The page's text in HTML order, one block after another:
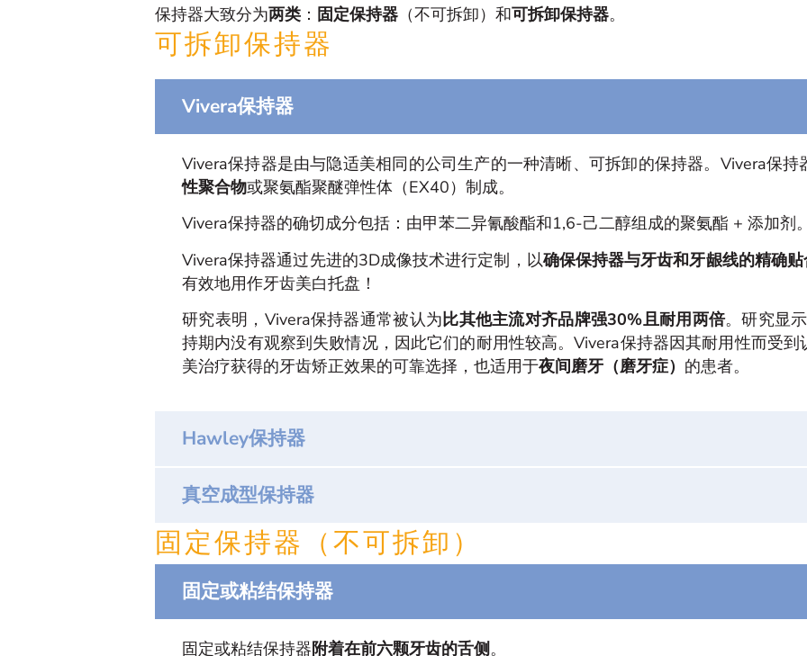
保持器大致分为两类 ： 固定保持器 （不可拆卸）和可拆卸保持器。
可拆卸保持器
Vivera保持器
Vivera保持器是由与隐适美相同的公司生产的一种清晰、可拆卸的保持器。Vivera保持
性聚合物或聚氨酯聚醚弹性体（EX40）制成。
Vivera保持器的确切成分包括：由甲苯二异氰酸酯和1,6-己二醇组成的聚氨酯 + 添加剂
Vivera保持器通过先进的3D成像技术进行定制，以确保保持器与牙齿和牙龈线的精确
有效地用作牙齿美白托盘！
研究表明，Vivera保持器通常被认为比其他主流对齐品牌强30%且耐用两倍。研究显
持期内没有观察到失败情况，因此它们的耐用性较高。Vivera保持器因其耐用性而受
美治疗获得的牙齿矫正效果的可靠选择，也适用于夜间磨牙（磨牙症） 的患者。
Hawley保持器
真空成型保持器
固定保持器（不可拆卸）
固定或粘结保持器
固定或粘结保持器附着在前六颗牙齿的舌侧。